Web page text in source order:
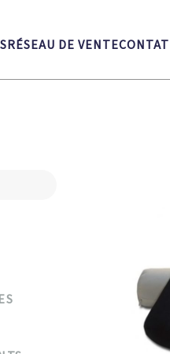
RÉSEAU DE VENTE